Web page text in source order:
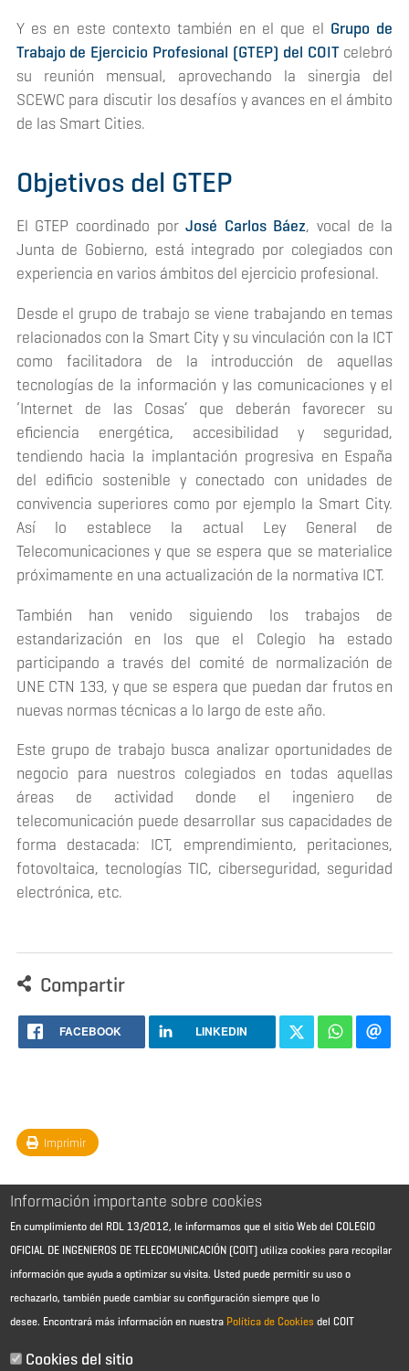
Y es en este contexto también en el que el Grupo de
Trabajo de Ejercicio Profesional (GTEP) del COIT celebró
su reunión mensual, aprovechando la sinergia del
SCEWC para discutir los desafíos y avances en el ámbito
de las Smart Cities.
Objetivos del GTEP
El GTEP coordinado porJosé Carlos Báez, vocal de la
Junta de Gobierno, está integrado por colegiados con
experiencia en varios ámbitos del ejercicio profesional.
Desde el grupo de trabajo se viene trabajando en temas
relacionados con la Smart City y su vinculación con la ICT
como facilitadora de la introducción de aquellas
tecnologías de la información y las comunicaciones y el
‘Internet de las Cosas’ que deberán favorecer su
eficiencia energética, accesibilidad y seguridad,
tendiendo hacia la implantación progresiva en España
del edificio sostenible y conectado con unidades de
convivencia superiores como por ejemplo la Smart City.
Así lo establece la actual Ley General de
Telecomunicacionesy que se espera que se materialice
próximamente en una actualización de la normativa ICT.
También han venido siguiendo los trabajos de
estandarización en los que el Colegio ha estado
participando a través del comité de normalización de
UNE CTN 133, y que se espera que puedan dar frutos en
nuevas normas técnicas a lo largo de este año.
Este grupo de trabajo busca analizar oportunidades de
negocio para nuestros colegiados en todas aquellas
áreas de actividad donde el ingeniero de
telecomunicación puede desarrollar sus capacidades de
forma destacada: ICT, emprendimiento, peritaciones,
fotovoltaica, tecnologías TIC, ciberseguridad, seguridad
electrónica, etc.
Compartir
FACEBOOK LINKEDIN
Imprimir
Aviso Legal - Información general
Política de cookies
Información importante sobre cookies
En cumplimiento del RDL 13/2012, le informamos que el sitio Web del COLEGIO
OFICIAL DE INGENIEROS DE TELECOMUNICACIÓN (COIT) utiliza cookies para recopilar
información que ayuda a optimizar su visita. Usted puede permitir su uso o
rechazarlo, también puede cambiar su configuración siempre que lo
desee. Encontrará más información en nuestra Política de Cookies del COIT
Cookies del sitio